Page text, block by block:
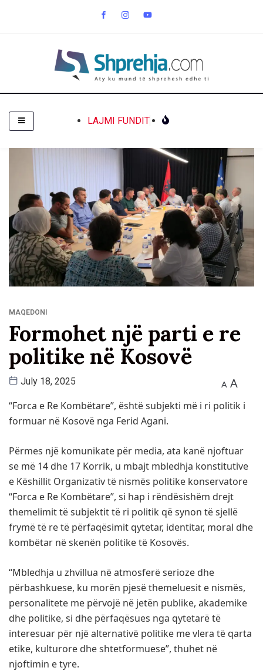
LAJMI FUNDIT
MAQEDONI
Formohet një parti e re
politike në Kosovë
July 18, 2025 A A
“Forca e Re Kombëtare”, është subjekti më i ri politik i
formuar në Kosovë nga Ferid Agani.
Përmes një komunikate për media, ata kanë njoftuar
se më 14 dhe 17 Korrik, u mbajt mbledhja konstitutive
e Këshillit Organizativ të nismës politike konservatore
“Forca e Re Kombëtare”, si hap i rëndësishëm drejt
themelimit të subjektit të ri politik që synon të sjellë
frymë të re të përfaqësimit qytetar, identitar, moral dhe
kombëtar në skenën politike të Kosovës.
“Mbledhja u zhvillua në atmosferë serioze dhe
përbashkuese, ku morën pjesë themeluesit e nismës,
personalitete me përvojë në jetën publike, akademike
dhe politike, si dhe përfaqësues nga qytetarë të
interesuar për një alternativë politike me vlera të qarta
etike, kulturore dhe shtetformuese”, thuhet në
njoftimin e tyre.